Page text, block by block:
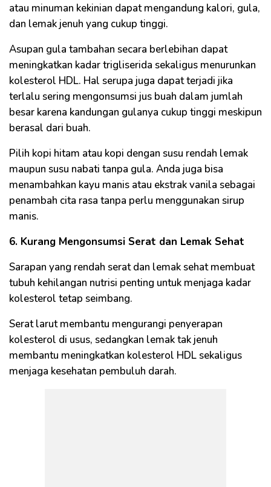
atau minuman kekinian dapat mengandung kalori, gula,
dan lemak jenuh yang cukup tinggi.
Asupan gula tambahan secara berlebihan dapat
meningkatkan kadar trigliserida sekaligus menurunkan
kolesterol HDL. Hal serupa juga dapat terjadi jika
terlalu sering mengonsumsi jus buah dalam jumlah
besar karena kandungan gulanya cukup tinggi meskipun
berasal dari buah.
Pilih kopi hitam atau kopi dengan susu rendah lemak
maupun susu nabati tanpa gula. Anda juga bisa
menambahkan kayu manis atau ekstrak vanila sebagai
penambah cita rasa tanpa perlu menggunakan sirup
manis.
6. Kurang Mengonsumsi Serat dan Lemak Sehat
Sarapan yang rendah serat dan lemak sehat membuat
tubuh kehilangan nutrisi penting untuk menjaga kadar
kolesterol tetap seimbang.
Serat larut membantu mengurangi penyerapan
kolesterol di usus, sedangkan lemak tak jenuh
membantu meningkatkan kolesterol HDL sekaligus
menjaga kesehatan pembuluh darah.